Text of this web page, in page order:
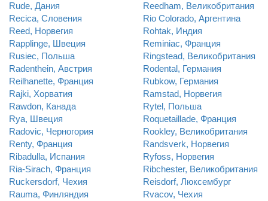
Rude, Дания
Reedham, Великобритания
Recica, Словения
Rio Colorado, Аргентина
Reed, Норвегия
Rohtak, Индия
Rapplinge, Швеция
Reminiac, Франция
Rusiec, Польша
Ringstead, Великобритания
Radenthein, Австрия
Rodental, Германия
Reilhanette, Франция
Rubkow, Германия
Rajki, Хорватия
Ramstad, Норвегия
Rawdon, Канада
Rytel, Польша
Rya, Швеция
Roquetaillade, Франция
Radovic, Черногория
Rookley, Великобритания
Renty, Франция
Randsverk, Норвегия
Ribadulla, Испания
Ryfoss, Норвегия
Ria-Sirach, Франция
Ribchester, Великобритания
Ruckersdorf, Чехия
Reisdorf, Люксембург
Rauma, Финляндия
Rvacov, Чехия